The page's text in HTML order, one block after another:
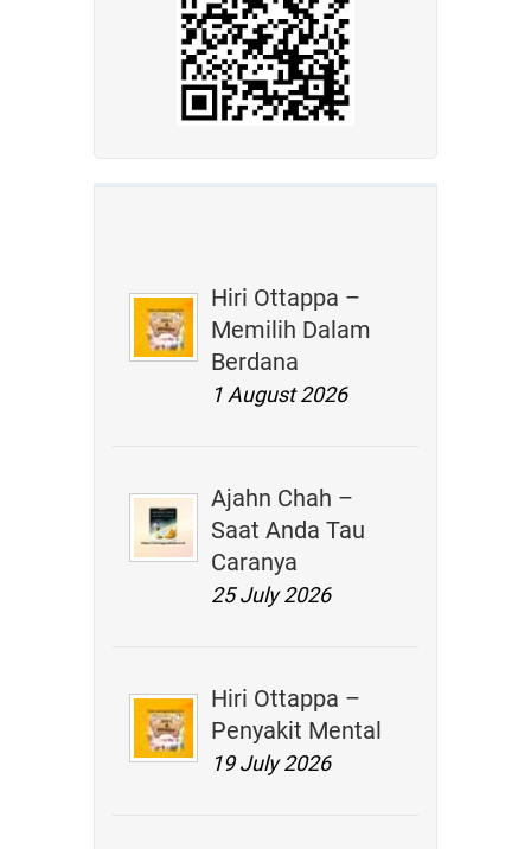
Hiri Ottappa –
Memilih Dalam
Berdana
1 August 2026
Ajahn Chah –
Saat Anda Tau
Caranya
25 July 2026
Hiri Ottappa –
Penyakit Mental
19 July 2026